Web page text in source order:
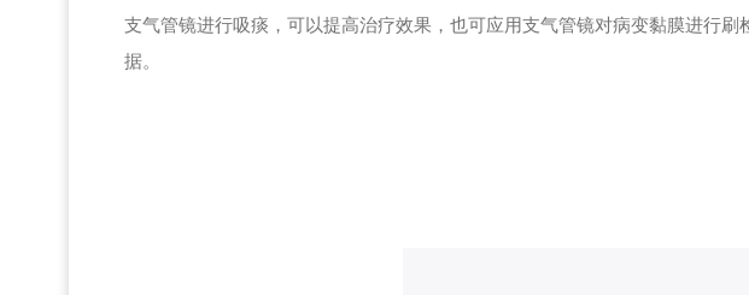
支气管镜进行吸痰，可以提高治疗效果，也可应用支气管镜对病变黏膜进行
据。